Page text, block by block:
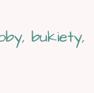
bukiety,